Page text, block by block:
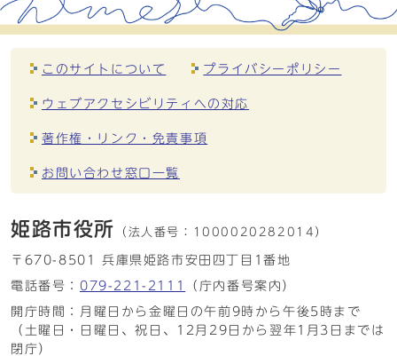
このサイトについて プライバシーポリシー
ウェブアクセシビリティへの対応
著作権・リンク・免責事項
お問い合わせ窓口一覧
姫路市役所 （法人番号： 1000020282014）
〒670-8501 兵庫県姫路市安田四丁目1番地
電話番号： 079-221-2111
（庁内番号案内）
開庁時間：月曜日から金曜日の午前9時から午後5時まで
（土曜日・日曜日、祝日、12月29日から翌年1月3日までは
閉庁）